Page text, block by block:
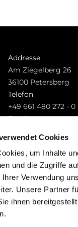
Cookies
um Inhalte
und die Zugriffe
Verwendung
Unsere Partner
ihnen
Addresse
Am Ziegelberg 26
36100 Petersberg
Telefon
+49 661 480 272 - 0
Email
Impressum